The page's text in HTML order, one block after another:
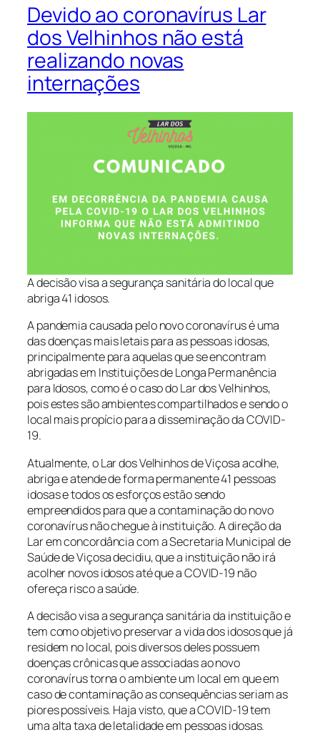
Devido ao coronavírus Lar
dos Velhinhos não está
realizando novas
internações
A decisão visa a segurança sanitária do local que
abriga 41 idosos.
A pandemia causada pelo novo coronavírus é uma
das doenças mais letais para as pessoas idosas,
principalmente para aquelas que se encontram
abrigadas em Instituições de Longa Permanência
para Idosos, como é o caso do Lar dos Velhinhos,
pois estes são ambientes compartilhados e sendo o
local mais propício para a disseminação da COVID-
19.
Atualmente, o Lar dos Velhinhos de Viçosa acolhe,
abriga e atende de forma permanente 41 pessoas
idosas e todos os esforços estão sendo
empreendidos para que a contaminação do novo
coronavírus não chegue à instituição. A direção da
Lar em concordância com a Secretaria Municipal de
Saúde de Viçosa decidiu, que a instituição não irá
acolher novos idosos até que a COVID-19 não
ofereça risco a saúde.
A decisão visa a segurança sanitária da instituição e
tem como objetivo preservar a vida dos idosos que já
residem no local, pois diversos deles possuem
doenças crônicas que associadas ao novo
coronavírus torna o ambiente um local em que em
caso de contaminação as consequências seriam as
piores possíveis. Haja visto, que a COVID-19 tem
uma alta taxa de letalidade em pessoas idosas.